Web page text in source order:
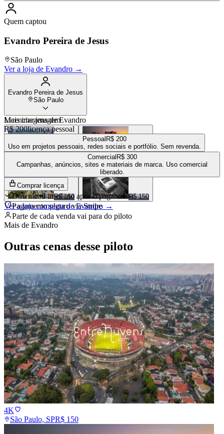
Quem captou
Evandro Pereira de Jesus
São Paulo
Ver a loja de Evandro →
Evandro Pereira de Jesus
São Paulo
Mais imagens deEvandro
R$ 150
R$ 150 R$ 150
Ver a loja completa deEvandro →
Licenciar imagem
R$ 200licença pessoal
Pessoal R$ 200
Uso em projetos pessoais, redes sociais e portfólio. Sem revenda.
Comercial R$ 300
Campanhas, anúncios, sites e materiais de marca. Uso comercial
liberado.
Comprar licença
Download imediato após o pagamento
Pagamento seguro via Stripe
Parte de cada venda vai para do piloto
Mais de Evandro
Outras cenas desse piloto
4K
São Paulo, SPR$ 150